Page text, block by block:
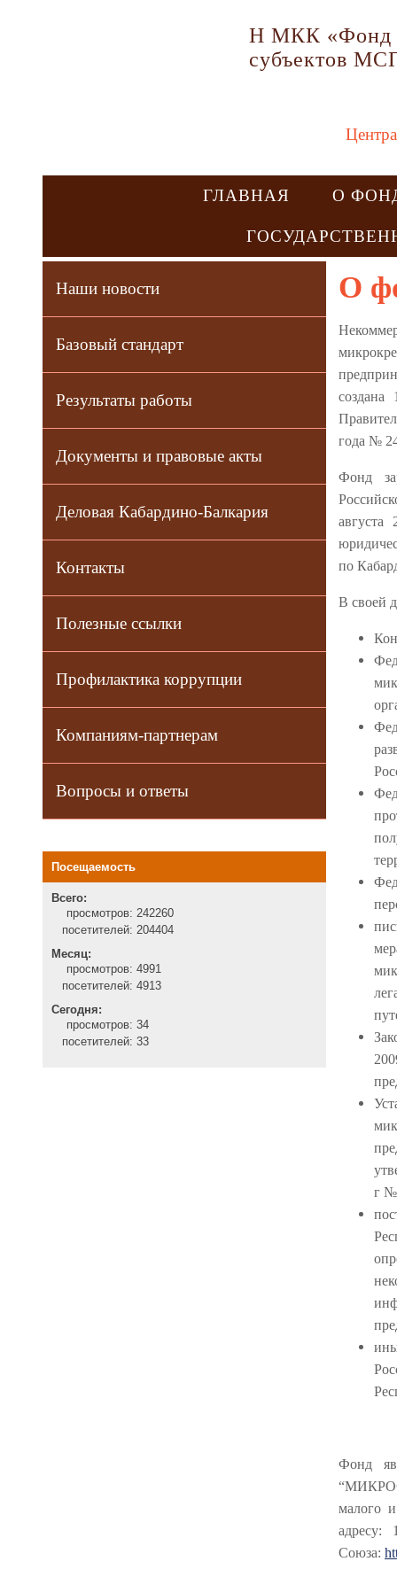
Н МКК «Фонд
субъектов
ГЛАВНАЯ О
Наши новости
Базовый стандарт
Результаты работы
Документы и правовые акты
Деловая Кабардино-Балкария
Контакты
Полезные ссылки
Профилактика коррупции
Компаниям-партнерам
Вопросы и ответы
Посещаемость
Всего:
просмотров: 242260
посетителей: 204404
Месяц:
просмотров: 4991
посетителей: 4913
Сегодня:
просмотров: 34
посетителей: 33
О
года №
Фонд
августа
по
В своей
г
Фонд
малого
адресу:
Союза: